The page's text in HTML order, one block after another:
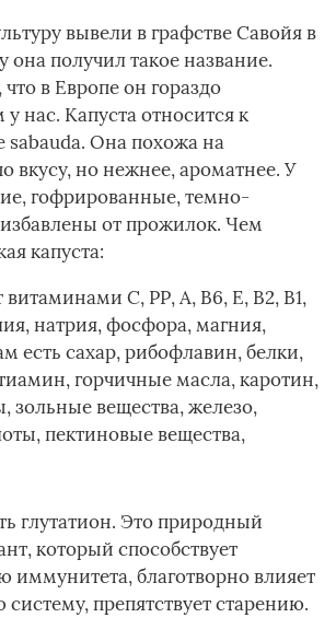
вывели в графстве Савойя в
она получил такое название.
в Европе он гораздо
нас. Капуста относится к
sabauda. Она похожа на
вкусу, но нежнее, ароматнее. У
гофрированные, темно-
избавлены от прожилок. Чем
капуста:
витаминами С, РР, А, В6, Е, В2, В1,
натрия, фосфора, магния,
есть сахар, рибофлавин, белки,
горчичные масла, каротин,
зольные вещества, железо,
пектиновые вещества,
глутатион. Это природный
который способствует
иммунитета, благотворно влияет
препятствует старению.